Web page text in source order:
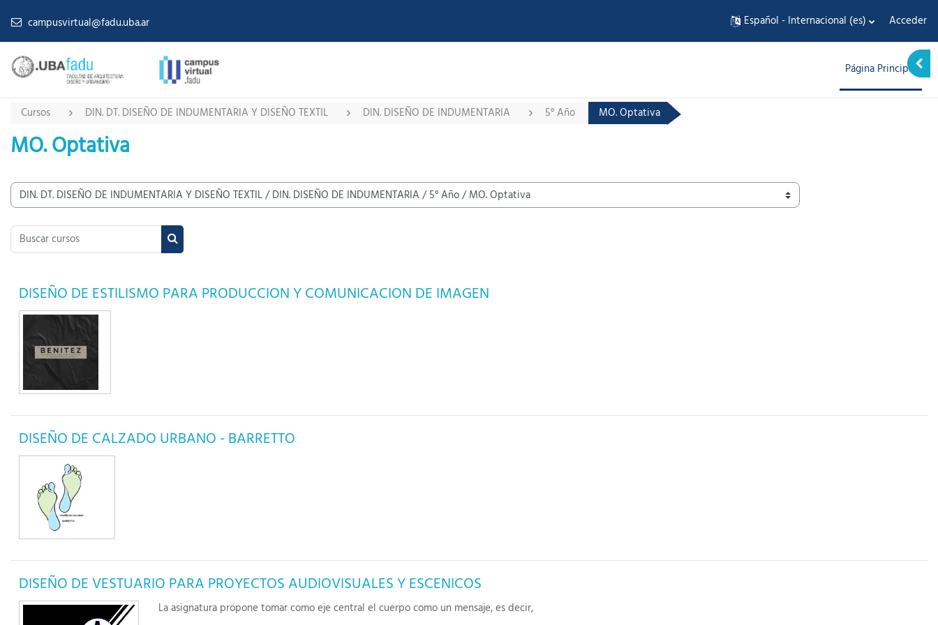
campusvirtual@fadu.uba.ar
Español - Internacional ‎(es)‎ Acceder
Página Principal
Cursos DIN. DT. DISEÑO DE INDUMENTARIA Y DISEÑO TEXTIL DIN. DISEÑO DE INDUMENTARIA 5° Año MO. Optativa
MO. Optativa
Buscar cursos Buscar cursos
DISEÑO DE ESTILISMO PARA PRODUCCION Y COMUNICACION DE IMAGEN
DISEÑO DE CALZADO URBANO - BARRETTO
DISEÑO DE VESTUARIO PARA PROYECTOS AUDIOVISUALES Y ESCENICOS
La asignatura propone tomar como eje central el cuerpo como un mensaje, es decir,